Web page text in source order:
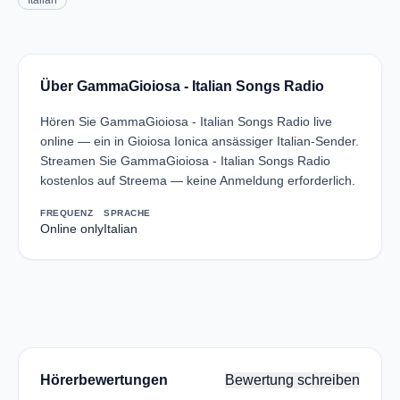
Über GammaGioiosa - Italian Songs Radio
Hören Sie GammaGioiosa - Italian Songs Radio live
online — ein in Gioiosa Ionica ansässiger Italian-Sender.
Streamen Sie GammaGioiosa - Italian Songs Radio
kostenlos auf Streema — keine Anmeldung erforderlich.
FREQUENZ
Online only
SPRACHE
Italian
Hörerbewertungen Bewertung schreiben